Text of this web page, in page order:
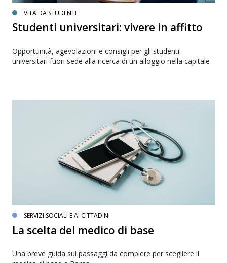
VITA DA STUDENTE
Studenti universitari: vivere in affitto
Opportunità, agevolazioni e consigli per gli studenti
universitari fuori sede alla ricerca di un alloggio nella capitale
SERVIZI SOCIALI E AI CITTADINI
La scelta del medico di base
Una breve guida sui passaggi da compiere per scegliere il